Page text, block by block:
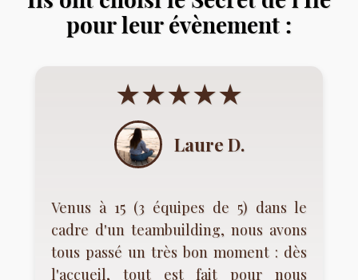
pour leur évènement :
★★★★★
Laure D.
Venus à 15 (3 équipes de 5) dans le
cadre d'un teambuilding, nous avons
tous passé un très bon moment : dès
l'accueil, tout est fait pour nous